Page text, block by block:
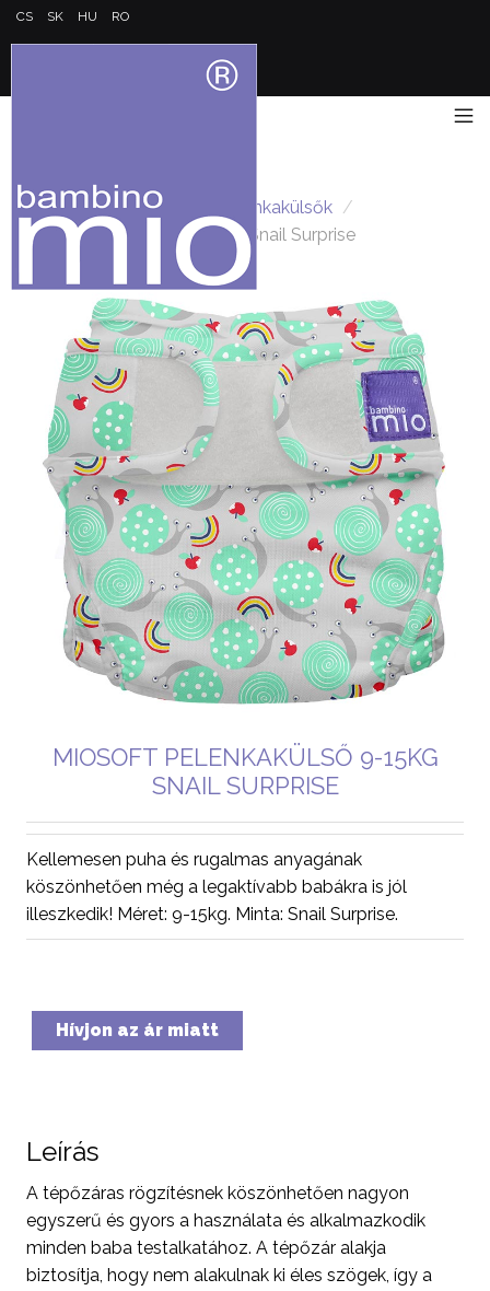
CS SK HU RO
Kezdőlap / Miosoft pelenkakülsők /
Miosoft pelenkakülső 9-15kg Snail Surprise
MIOSOFT PELENKAKÜLSŐ 9-15KG
SNAIL SURPRISE
Kellemesen puha és rugalmas anyagának
köszönhetően még a legaktívabb babákra is jól
illeszkedik! Méret: 9-15kg. Minta: Snail Surprise.
Hívjon az ár miatt
Leírás
A tépőzáras rögzítésnek köszönhetően nagyon
egyszerű és gyors a használata és alkalmazkodik
minden baba testalkatához. A tépőzár alakja
biztosítja, hogy nem alakulnak ki éles szögek, így a